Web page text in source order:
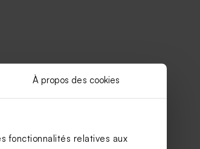
À propos des cookies
fonctionnalités relatives aux